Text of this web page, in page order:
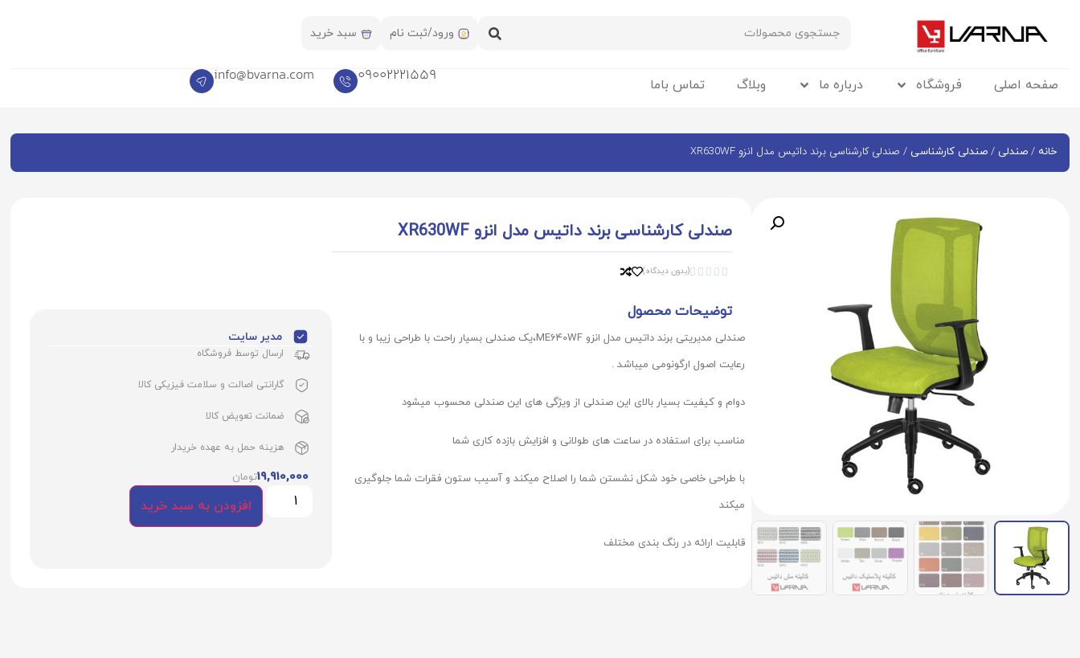
ورود/ثبت نام سبد خرید
صفحه اصلی فروشگاه درباره ما وبلاگ تماس باما 09002221559
info@bvarna.com
خانه /صندلی /صندلی کارشناسی / صندلی کارشناسی برند داتیس مدل انزو XR630WF
صندلی کارشناسی برند داتیس مدل انزو XR630WF




(بدون دیدگاه)
توضیحات محصول
صندلی مدیریتی برند داتیس مدل انزو ME640WF،یک صندلی بسیار راحت با طراحی زیبا و با
رعایت اصول ارگونومی میباشد .
دوام و کیفیت بسیار بالای این صندلی از ویژگی های این صندلی محسوب میشود
مناسب برای استفاده در ساعت های طولانی و افزایش بازده کاری شما
با طراحی خاصی خود شکل نشستن شما را اصلاح میکند و آسیب ستون فقرات شما جلوگیری
میکند
قابلیت ارائه در رنگ بندی مختلف
مدیر سایت
ارسال توسط فروشگاه
گارانتی اصالت و سلامت فیزیکی کالا
ضمانت تعویض کالا
هزینه حمل به عهده خریدار
19,910,000تومان
افزودن به سبد خرید